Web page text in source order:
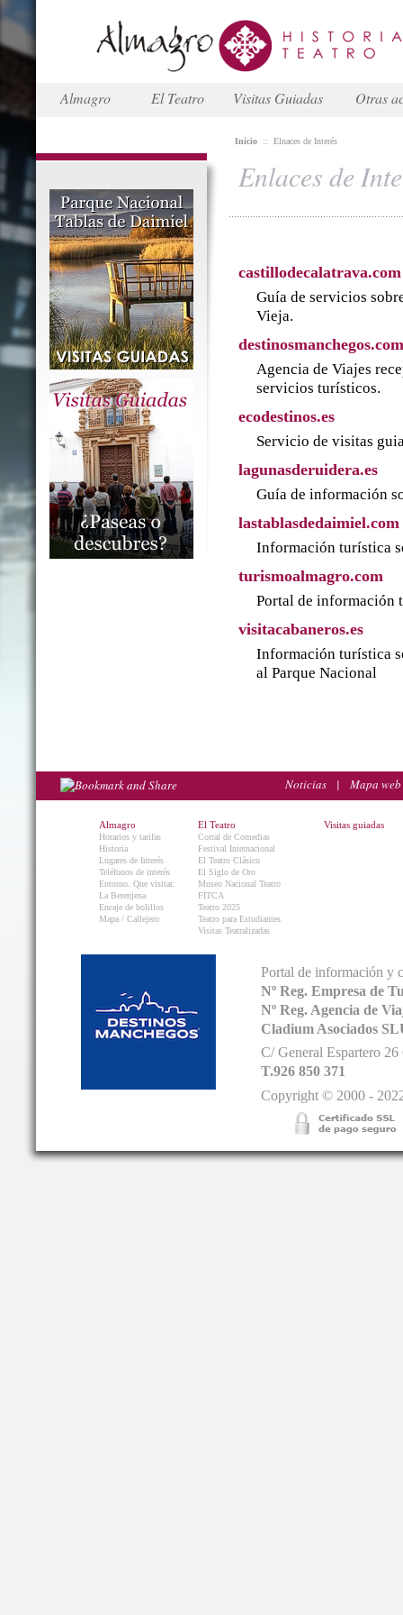
Almagro El Teatro Visitas Guiadas Otras
Inicio :: Elnaces de Interés
Enlaces de
castillodecalatrava.com
Guía de servicios
Vieja.
destinosmanchegos.com
Agencia de Viajes
servicios turísticos.
ecodestinos.es
Servicio de visitas
lagunasderuidera.es
Guía de información
lastablasdedaimiel.com
Información turística
turismoalmagro.com
Portal de información
visitacabaneros.es
Información turística
al Parque Nacional
Noticias | Mapa web
Almagro
Horarios y tarifas
Historia
Lugares de Interés
Teléfonos de interés
Entorno. Que visitar.
La Berenjena
Encaje de bolillos
Mapa / Callejero
El Teatro
Corral de Comedias
Festival Internacional
El Teatro Clásico
El Siglo de Oro
Museo Nacional Teatro
FITCA
Teatro 2025
Teatro para Estudiantes
Visitas Teatralizadas
Visitas guiadas
Portal de información y
Nº Reg. Empresa de
Nº Reg. Agencia de
Cladium Asociados
C/ General Espartero
T.926 850 371
Copyright © 2000 -